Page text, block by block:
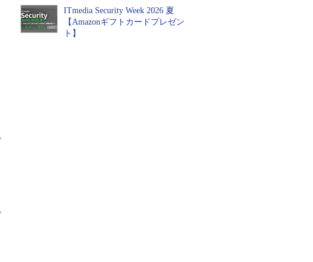
ITmedia Security Week 2026 夏
【Amazonギフトカードプレゼン
ト】